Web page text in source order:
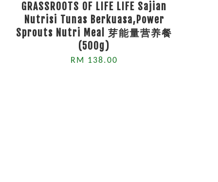
GRASSROOTS OF LIFE LIFE Sajian
Nutrisi Tunas Berkuasa,Power
Sprouts Nutri Meal 芽能量营养餐
(500g)
RM 138.00